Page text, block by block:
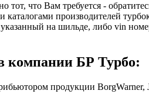
тот, что Вам требуется -
производителей
на шильде, либо vin
компании БР Турбо:
продукции